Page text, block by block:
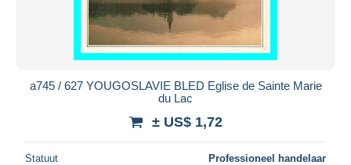
a745 / 627 YOUGOSLAVIE BLED Eglise de Sainte Marie
du Lac
± US$ 1,72
Statuut Professioneel handelaar